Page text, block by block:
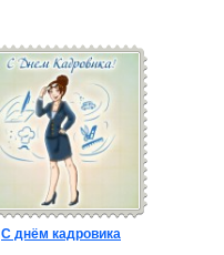
С днём кадровика